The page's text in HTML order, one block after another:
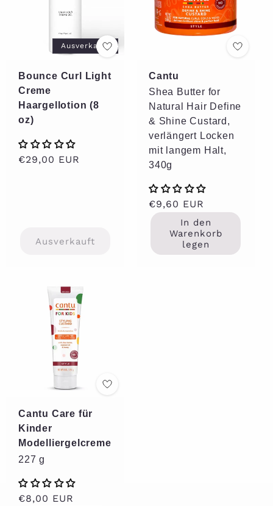
Ausverkauft
Bounce Curl Light
Creme
Haargellotion (8
oz)
Normaler
€29,00 EUR
Ausverkauft
Cantu
Shea Butter for
Natural Hair Define
& Shine Custard,
verlängert Locken
mit langem Halt,
340g
Normaler
Preis
€9,60 EUR
In den
Warenkorb
legen
Cantu Care für
Kinder
Modelliergelcreme
227 g
Normaler
€8,00 EUR